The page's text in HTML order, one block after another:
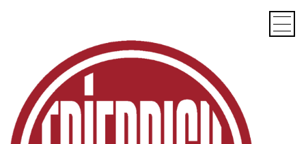
FAHRZEUGHANDEL
Bergbau
Forstwirtschaft
Komunal
Feuerwehr
Militär
Sonderfahrzeuge